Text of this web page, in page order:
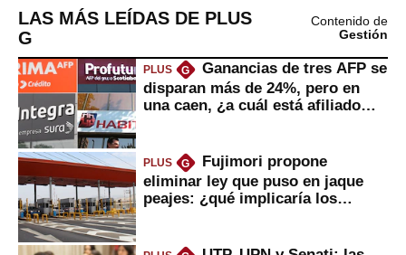
LAS MÁS LEÍDAS DE PLUS
G
Contenido de
Gestión
PLUS G
Ganancias de tres AFP se
disparan más de 24%, pero en
una caen, ¿a cuál está afiliado
PLUS G
Fujimori propone
eliminar ley que puso en jaque
peajes: ¿qué implicaría los